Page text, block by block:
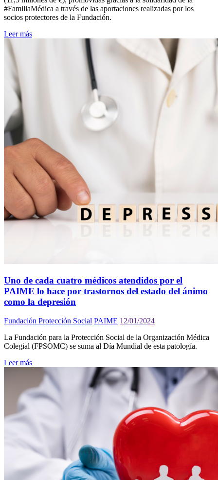
#FamiliaMédica a través de las aportaciones realizadas por los
socios protectores de la Fundación.
Leer más
Uno de cada cuatro médicos atendidos por el
PAIME lo hace por trastornos del estado del ánimo
como la depresión
Fundación Protección Social PAIME 12/01/2024
La Fundación para la Protección Social de la Organización Médica
Colegial (FPSOMC) se suma al Día Mundial de esta patología.
Leer más